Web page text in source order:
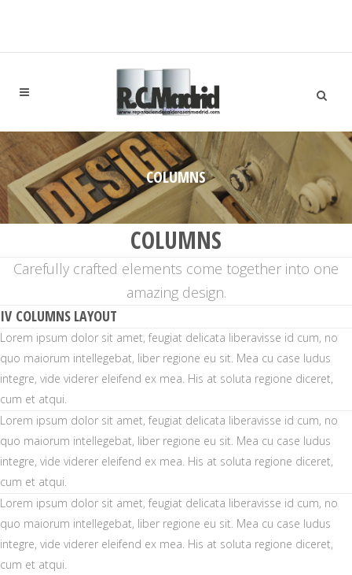
COLUMNS
COLUMNS
Carefully crafted elements come together into one
amazing design.
IV COLUMNS LAYOUT
Lorem ipsum dolor sit amet, feugiat delicata liberavisse id cum, no
quo maiorum intellegebat, liber regione eu sit. Mea cu case ludus
integre, vide viderer eleifend ex mea. His at soluta regione diceret,
cum et atqui.
Lorem ipsum dolor sit amet, feugiat delicata liberavisse id cum, no
quo maiorum intellegebat, liber regione eu sit. Mea cu case ludus
integre, vide viderer eleifend ex mea. His at soluta regione diceret,
cum et atqui.
Lorem ipsum dolor sit amet, feugiat delicata liberavisse id cum, no
quo maiorum intellegebat, liber regione eu sit. Mea cu case ludus
integre, vide viderer eleifend ex mea. His at soluta regione diceret,
cum et atqui.